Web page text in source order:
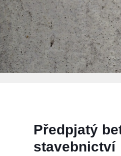
Předpjatý
stavebnictví